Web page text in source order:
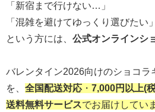
「新宿まで行けない…」
「混雑を避けてゆっくり選びたい」
という方には、 公式オンラインシ
バレンタイン2026向けのショコラ
を、 全国配送対応 ・ 7,000円以上(
送料無料サービスでお届けしてい